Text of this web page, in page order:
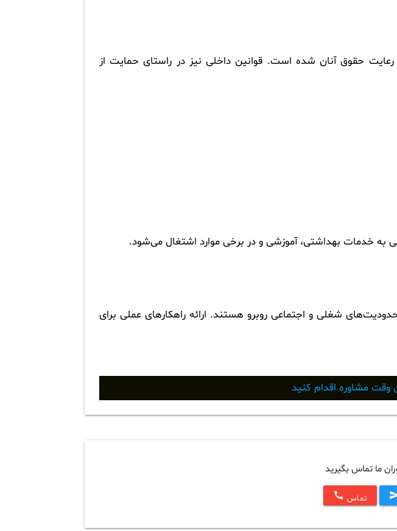
رعایت حقوق آنان شده است. قوانین داخلی نیز در راستای حمایت از
به خدمات بهداشتی، آموزشی و در برخی موارد اشتغال می‌شود.
شغلی و اجتماعی روبرو هستند. ارائه راهکارهای عملی برای
وقت مشاوره اقدام کنید
ما تماس بگیرید
تماس call